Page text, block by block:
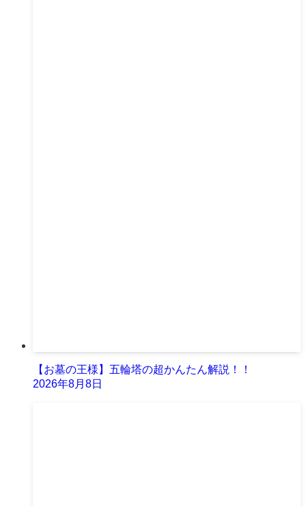
【お墓の王様】五輪塔の超かんたん解説！！
2026年8月8日